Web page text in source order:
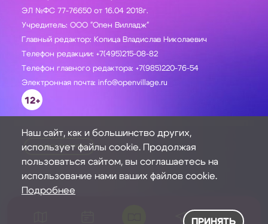
ЭЛ №ФС 77-76650 от 16.04 2018г.
Учредитель: ООО "Опен Вилладж"
Главный редактор: Копица Владислав Николаевич
Телефон редакции: +7(495)215-08-82
Телефон главного редактора: +7(985)220-76-54
Электронная почта: info@openvillage.ru
12+
ЗАДАТЬ ВОПРОС
Наш сайт, как и большинство других,
использует файлы cookie. Продолжая
пользоваться сайтом, вы соглашаетесь на
использование нами ваших файлов cookie.
Подробнее
ПРИНЯТЬ